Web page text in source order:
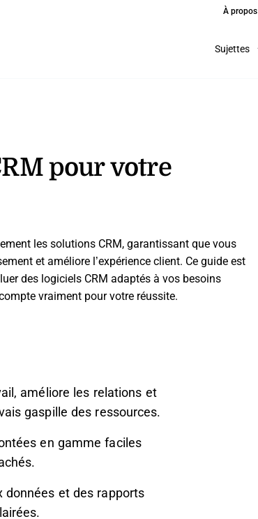
À propos
Sujettes
pour votre
les solutions CRM, garantissant que vous
et améliore l’expérience client. Ce guide est
des logiciels CRM adaptés à vos besoins
vraiment pour votre réussite.
améliore les relations et
gaspille des ressources.
en gamme faciles
données et des rapports